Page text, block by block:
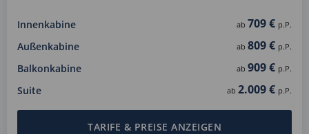
Innenkabine ab 709 € p.P.
Außenkabine ab 809 € p.P.
Balkonkabine ab 909 € p.P.
Suite ab 2.009 € p.P.
TARIFE & PREISE ANZEIGEN